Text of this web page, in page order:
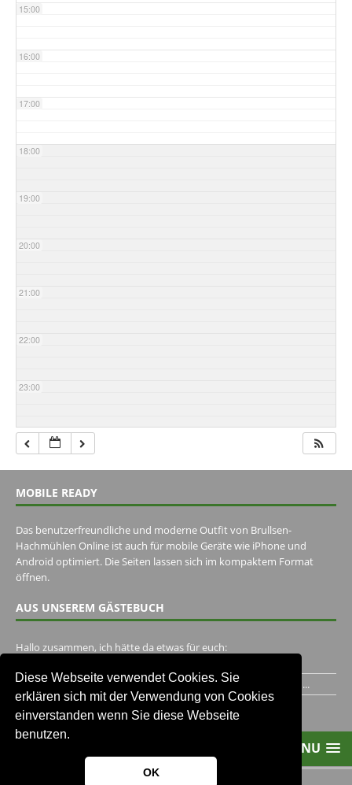
Diese Webseite verwendet Cookies. Sie
erklären sich mit der Verwendung von Cookies
einverstanden wenn Sie diese Webseite
benutzen.
OK
15:00
16:00
17:00
18:00
19:00
20:00
21:00
22:00
23:00
MOBILE READY
Das benutzerfreundliche und moderne Outfit von Brullsen-
Hachmühlen Online ist auch für mobile Geräte wie iPhone und
Android optimiert. Die Seiten lassen sich im kompaktem Format
öffnen.
AUS UNSEREM GÄSTEBUCH
Hallo zusammen, ich hätte da etwas für euch:
Ich habe ein Jahr im Gasthaus Hugo Pape verbracht..Habe ihn...
Unser Gästebuch besuchen
MENU